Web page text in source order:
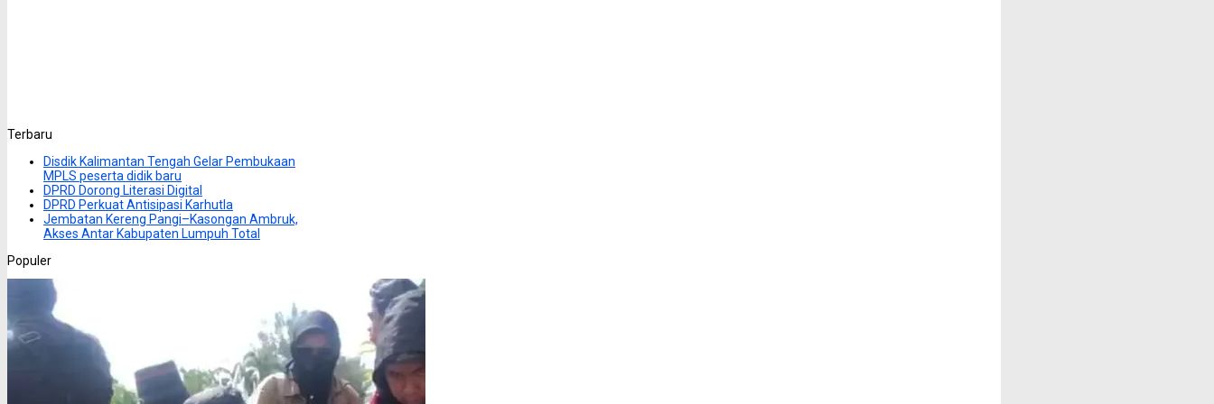
Terbaru
Disdik Kalimantan Tengah Gelar Pembukaan
MPLS peserta didik baru
DPRD Dorong Literasi Digital
DPRD Perkuat Antisipasi Karhutla
Jembatan Kereng Pangi–Kasongan Ambruk,
Akses Antar Kabupaten Lumpuh Total
Populer